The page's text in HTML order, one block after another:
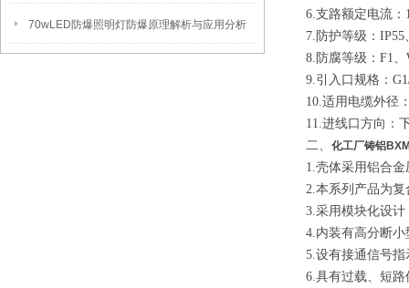
70wLED防爆照明灯防爆原理解析与应用分析
6.支路额定电流：
7.防护等级：IP55
8.防腐等级：F1、
9.引入口规格：
10.适用电缆外径
11.进线口方向：
二、 化工厂铸铝
1.壳体采用铝合
2.本系列产品为
3.采用模块化设
4.内装有高分断
5.设有接通信号指
6.具有过载、短